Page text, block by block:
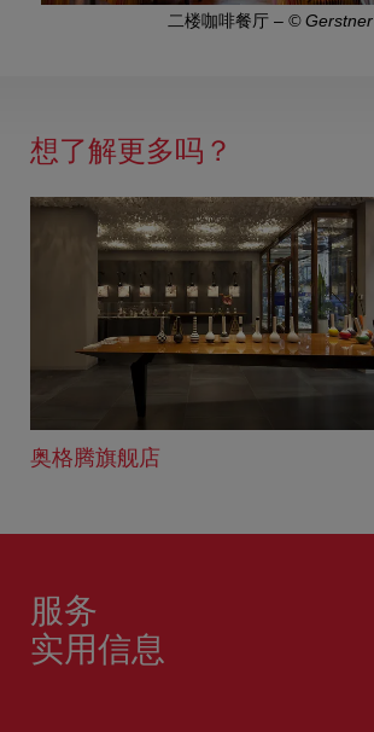
二楼咖啡餐厅– © Gerstner
想了解更多吗？
奥格腾旗舰店
服务
实用信息